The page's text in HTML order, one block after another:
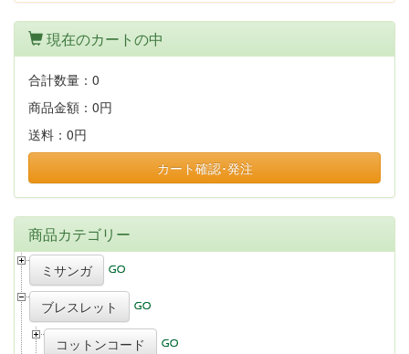
現在のカートの中
合計数量： 0
商品金額： 0円
送料： 0円
カート確認･発注
商品カテゴリー
ミサンガ
ブレスレット
コットンコード